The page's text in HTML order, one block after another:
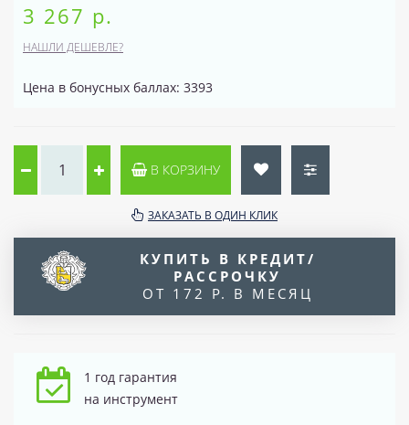
3 267 р.
НАШЛИ ДЕШЕВЛЕ?
Цена в бонусных баллах: 3393
В КОРЗИНУ
ЗАКАЗАТЬ В ОДИН КЛИК
КУПИТЬ В КРЕДИТ/
РАССРОЧКУ
ОТ 172 Р. В МЕСЯЦ
1 год гарантия
на инструмент